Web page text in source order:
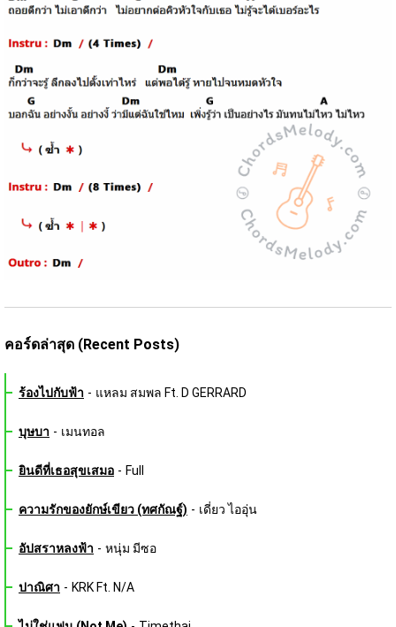
คอร์ดล่าสุด (Recent Posts)
ร้องไปกับฟ้า - แหลม สมพล Ft. D GERRARD
บุษบา - เมนทอล
ยินดีที่เธอสุขเสมอ - Full
ความรักของยักษ์เขียว (ทศกัณฐ์) - เดี่ยว ไออุ่น
อัปสราหลงฟ้า - หนุ่ม มีซอ
ปาณิศา - KRK Ft. N/A